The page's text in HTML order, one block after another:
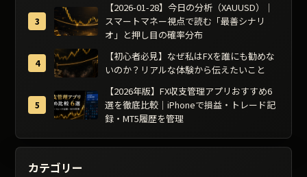
【2026-01-28】今日の分析（XAUUSD）｜
スマートマネー視点で読む「最善シナリ
オ」と押し目の確率分布
【初心者必見】なぜ私はFXを誰にも勧めな
いのか？リアルな体験から伝えたいこと
【2026年版】FX収支管理アプリおすすめ6
選を徹底比較｜iPhoneで損益・トレード記
録・MT5履歴を管理
カテゴリー